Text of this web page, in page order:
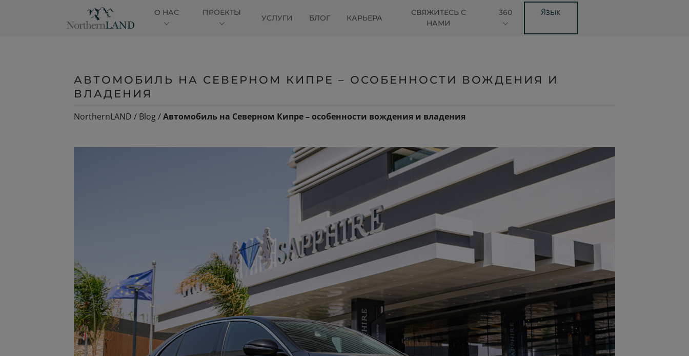
О НАС ПРОЕКТЫ
УСЛУГИ БЛОГ КАРЬЕРА
СВЯЖИТЕСЬ С
НАМИ
360
АВТОМОБИЛЬ НА СЕВЕРНОМ КИПРЕ – ОСОБЕННОСТИ ВОЖДЕНИЯ И
ВЛАДЕНИЯ
NorthernLAND / Blog/Автомобиль на Северном Кипре – особенности вождения и владения